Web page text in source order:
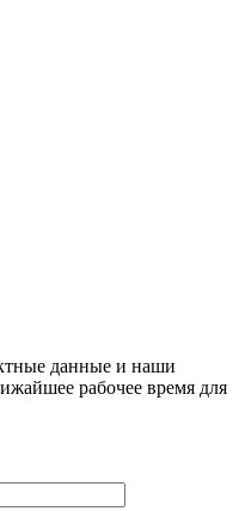
данные и наши
рабочее время для